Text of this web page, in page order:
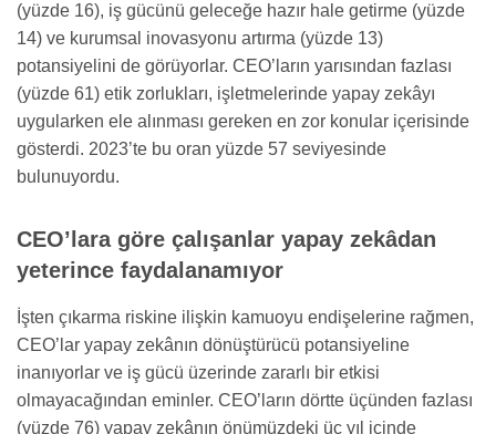
(yüzde 16), iş gücünü geleceğe hazır hale getirme (yüzde
14) ve kurumsal inovasyonu artırma (yüzde 13)
potansiyelini de görüyorlar. CEO’ların yarısından fazlası
(yüzde 61) etik zorlukları, işletmelerinde yapay zekâyı
uygularken ele alınması gereken en zor konular içerisinde
gösterdi. 2023’te bu oran yüzde 57 seviyesinde
bulunuyordu.
CEO’lara göre çalışanlar yapay zekâdan
yeterince faydalanamıyor
İşten çıkarma riskine ilişkin kamuoyu endişelerine rağmen,
CEO’lar yapay zekânın dönüştürücü potansiyeline
inanıyorlar ve iş gücü üzerinde zararlı bir etkisi
olmayacağından eminler. CEO’ların dörtte üçünden fazlası
(yüzde 76) yapay zekânın önümüzdeki üç yıl içinde